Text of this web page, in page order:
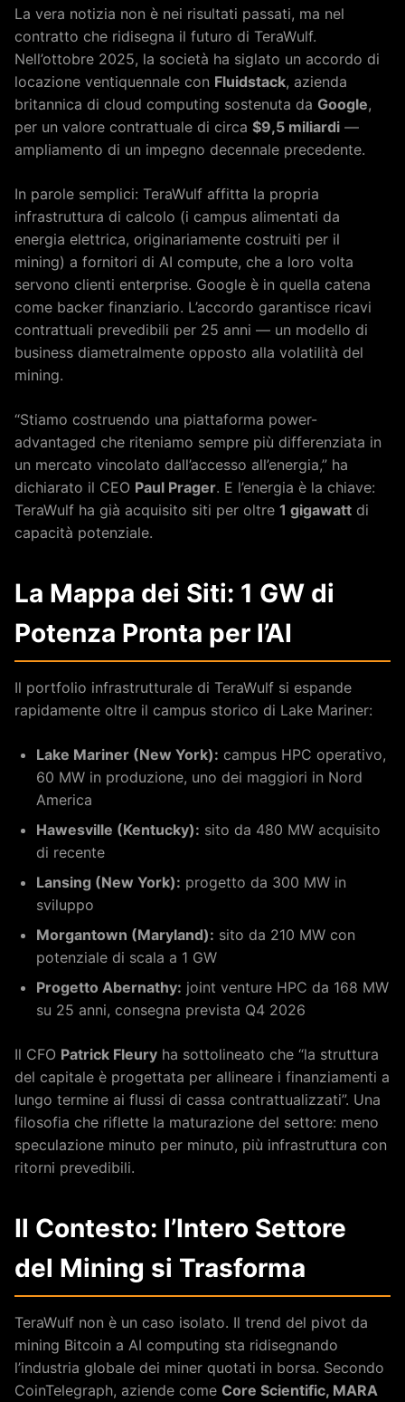
La vera notizia non è nei risultati passati, ma nel
contratto che ridisegna il futuro di TeraWulf.
Nell’ottobre 2025, la società ha siglato un accordo di
locazione ventiquennale con Fluidstack, azienda
britannica di cloud computing sostenuta da Google,
per un valore contrattuale di circa $9,5 miliardi —
ampliamento di un impegno decennale precedente.
In parole semplici: TeraWulf affitta la propria
infrastruttura di calcolo (i campus alimentati da
energia elettrica, originariamente costruiti per il
mining) a fornitori di AI compute, che a loro volta
servono clienti enterprise. Google è in quella catena
come backer finanziario. L’accordo garantisce ricavi
contrattuali prevedibili per 25 anni — un modello di
business diametralmente opposto alla volatilità del
mining.
“Stiamo costruendo una piattaforma power-
advantaged che riteniamo sempre più differenziata in
un mercato vincolato dall’accesso all’energia,” ha
dichiarato il CEO Paul Prager. E l’energia è la chiave:
TeraWulf ha già acquisito siti per oltre 1 gigawatt di
capacità potenziale.
La Mappa dei Siti: 1 GW di
Potenza Pronta per l’AI
Il portfolio infrastrutturale di TeraWulf si espande
rapidamente oltre il campus storico di Lake Mariner:
Lake Mariner (New York): campus HPC operativo,
60 MW in produzione, uno dei maggiori in Nord
America
Hawesville (Kentucky): sito da 480 MW acquisito
di recente
Lansing (New York): progetto da 300 MW in
sviluppo
Morgantown (Maryland): sito da 210 MW con
potenziale di scala a 1 GW
Progetto Abernathy: joint venture HPC da 168 MW
su 25 anni, consegna prevista Q4 2026
Il CFO Patrick Fleury ha sottolineato che “la struttura
del capitale è progettata per allineare i finanziamenti a
lungo termine ai flussi di cassa contrattualizzati”. Una
filosofia che riflette la maturazione del settore: meno
speculazione minuto per minuto, più infrastruttura con
ritorni prevedibili.
Il Contesto: l’Intero Settore
del Mining si Trasforma
TeraWulf non è un caso isolato. Il trend del pivot da
mining Bitcoin a AI computing sta ridisegnando
l’industria globale dei miner quotati in borsa. Secondo
CoinTelegraph, aziende come Core Scientific, MARA